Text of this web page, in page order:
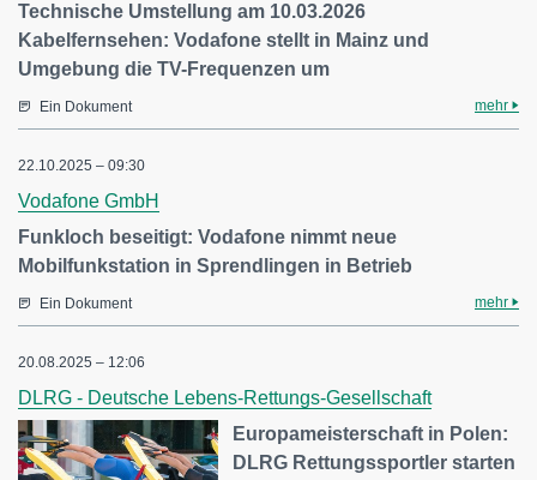
Technische Umstellung am 10.03.2026
Kabelfernsehen: Vodafone stellt in Mainz und
Umgebung die TV-Frequenzen um
Ein Dokument mehr
22.10.2025 – 09:30
Vodafone GmbH
Funkloch beseitigt: Vodafone nimmt neue
Mobilfunkstation in Sprendlingen in Betrieb
Ein Dokument mehr
20.08.2025 – 12:06
DLRG - Deutsche Lebens-Rettungs-Gesellschaft
Europameisterschaft in Polen:
DLRG Rettungssportler starten